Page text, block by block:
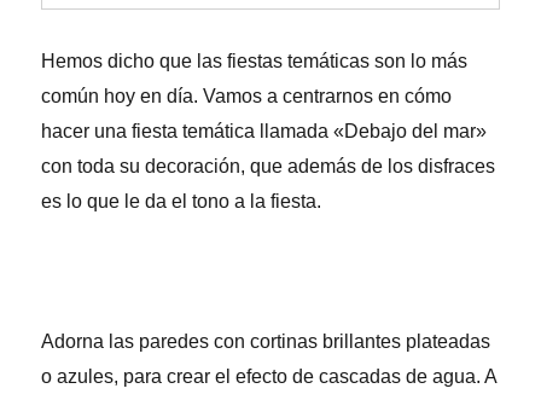
Hemos dicho que las fiestas temáticas son lo más
común hoy en día. Vamos a centrarnos en cómo
hacer una fiesta temática llamada «Debajo del mar»
con toda su decoración, que además de los disfraces
es lo que le da el tono a la fiesta.
Adorna las paredes con cortinas brillantes plateadas
o azules, para crear el efecto de cascadas de agua. A